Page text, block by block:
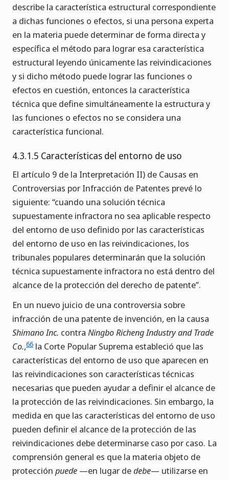
describe la característica estructural correspondiente
a dichas funciones o efectos, si una persona experta
en la materia puede determinar de forma directa y
específica el método para lograr esa característica
estructural leyendo únicamente las reivindicaciones
y si dicho método puede lograr las funciones o
efectos en cuestión, entonces la característica
técnica que define simultáneamente la estructura y
las funciones o efectos no se considera una
característica funcional.
4.3.1.5 Características del entorno de uso
El artículo 9 de la Interpretación II) de Causas en
Controversias por Infracción de Patentes prevé lo
siguiente: “cuando una solución técnica
supuestamente infractora no sea aplicable respecto
del entorno de uso definido por las características
del entorno de uso en las reivindicaciones, los
tribunales populares determinarán que la solución
técnica supuestamente infractora no está dentro del
alcance de la protección del derecho de patente”.
En un nuevo juicio de una controversia sobre
infracción de una patente de invención, en la causa
Shimano Inc. contra Ningbo Richeng Industry and Trade
Co.,66 la Corte Popular Suprema estableció que las
características del entorno de uso que aparecen en
las reivindicaciones son características técnicas
necesarias que pueden ayudar a definir el alcance de
la protección de las reivindicaciones. Sin embargo, la
medida en que las características del entorno de uso
pueden definir el alcance de la protección de las
reivindicaciones debe determinarse caso por caso. La
comprensión general es que la materia objeto de
protección puede —en lugar dedebe— utilizarse en